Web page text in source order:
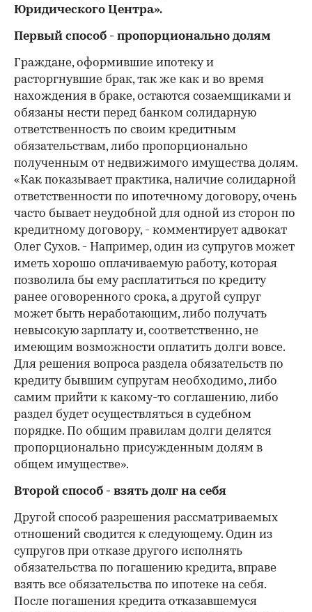
Юридического Центра».
Первый способ - пропорционально долям
Граждане, оформившие ипотеку и
расторгнувшие брак, так же как и во время
нахождения в браке, остаются созаемщиками и
обязаны нести перед банком солидарную
ответственность по своим кредитным
обязательствам, либо пропорционально
полученным от недвижимого имущества долям.
«Как показывает практика, наличие солидарной
ответственности по ипотечному договору, очень
часто бывает неудобной для одной из сторон по
кредитному договору, - комментирует адвокат
Олег Сухов. - Например, один из супругов может
иметь хорошо оплачиваемую работу, которая
позволила бы ему расплатиться по кредиту
ранее оговоренного срока, а другой супруг
может быть неработающим, либо получать
невысокую зарплату и, соответственно, не
имеющим возможности оплатить долги вовсе.
Для решения вопроса раздела обязательств по
кредиту бывшим супругам необходимо, либо
самим прийти к какому-то соглашению, либо
раздел будет осуществляться в судебном
порядке. По общим правилам долги делятся
пропорционально присужденным долям в
общем имуществе».
Второй способ - взять долг на себя
Другой способ разрешения рассматриваемых
отношений сводится к следующему. Один из
супругов при отказе другого исполнять
обязательства по погашению кредита, вправе
взять все обязательства по ипотеке на себя.
После погашения кредита отказавшемуся